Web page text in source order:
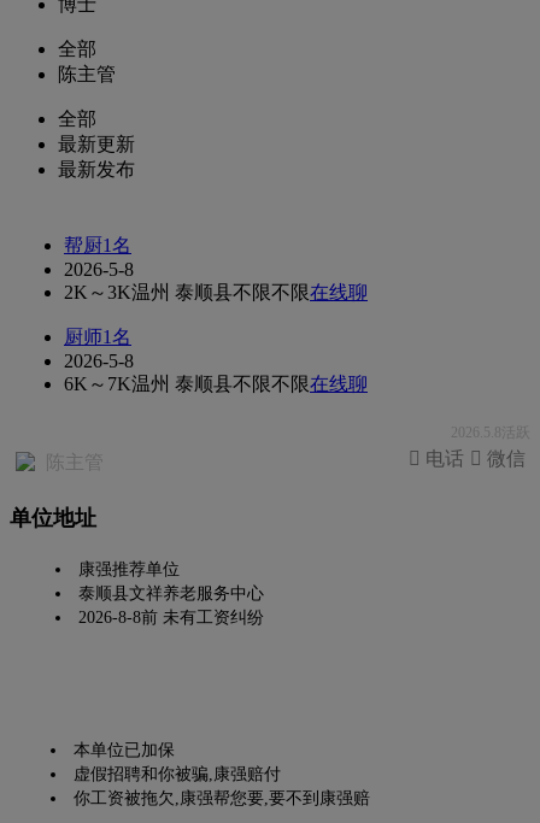
全部
陈主管
全部
最新更新
最新发布
帮厨1名
2026-5-8
2K～3K温州 泰顺县不限不限在线聊
厨师1名
2026-5-8
6K～7K温州 泰顺县不限不限在线聊
2026.5.8活跃
陈主管  微信
 电话
单位地址
康强推荐单位
泰顺县文祥养老服务中心
2026-8-8前 未有工资纠纷
本单位已加保
虚假招聘和你被骗,康强赔付
你工资被拖欠,康强帮您要,要不到康强赔